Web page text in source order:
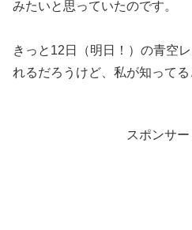
みたいと思っていたのです。
きっと12日（明日！）の青空
れるだろうけど、私が知ってる
スポンサー